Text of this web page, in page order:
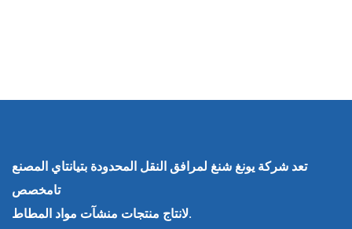
تعد شركة يونغ شنغ لمرافق النقل المحدودة بتيانتاي المصنع
تامخصص
لانتاج منتجات منشآت مواد المطاط.